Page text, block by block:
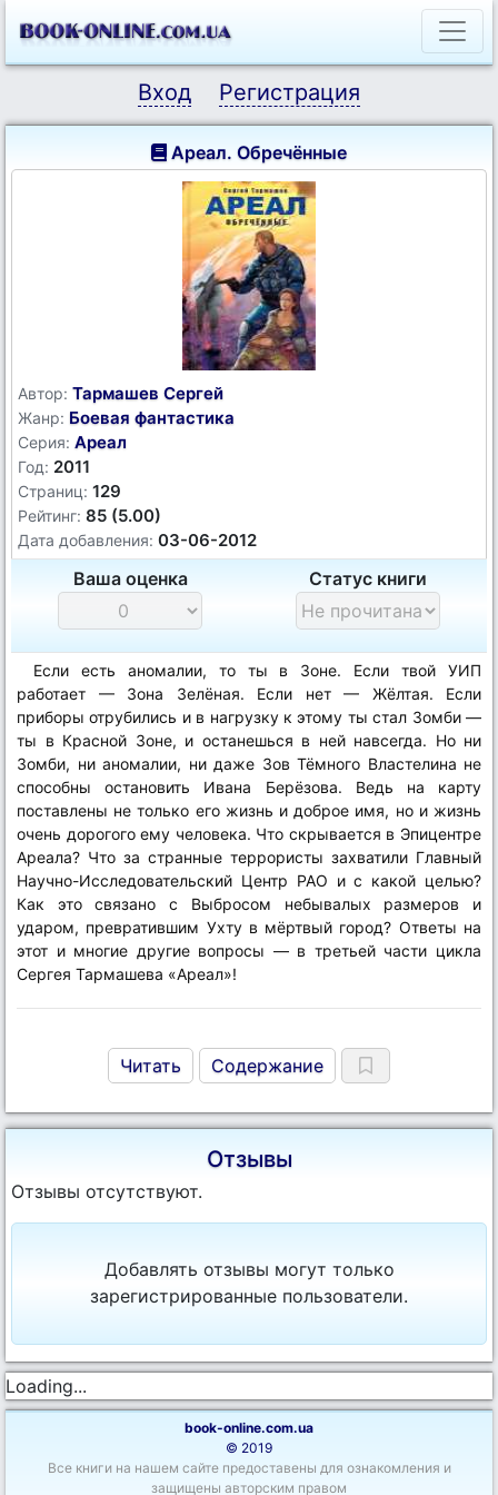
Вход Регистрация
Ареал. Обречённые
Автор: Тармашев Сергей
Жанр: Боевая фантастика
Серия: Ареал
Год: 2011
Страниц: 129
Рейтинг: 85 (5.00)
Дата добавления: 03-06-2012
Ваша оценка Статус книги
Если есть аномалии, то ты в Зоне. Если твой УИП
работает — Зона Зелёная. Если нет — Жёлтая. Если
приборы отрубились и в нагрузку к этому ты стал Зомби —
ты в Красной Зоне, и останешься в ней навсегда. Но ни
Зомби, ни аномалии, ни даже Зов Тёмного Властелина не
способны остановить Ивана Берёзова. Ведь на карту
поставлены не только его жизнь и доброе имя, но и жизнь
очень дорогого ему человека. Что скрывается в Эпицентре
Ареала? Что за странные террористы захватили Главный
Научно-Исследовательский Центр РАО и с какой целью?
Как это связано с Выбросом небывалых размеров и
ударом, превратившим Ухту в мёртвый город? Ответы на
этот и многие другие вопросы — в третьей части цикла
Сергея Тармашева «Ареал»!
Читать Содержание
Отзывы
Отзывы отсутствуют.
Добавлять отзывы могут только
зарегистрированные пользователи.
Loading...
book-online.com.ua
© 2019
Все книги на нашем сайте предоставены для ознакомления и
защищены авторским правом